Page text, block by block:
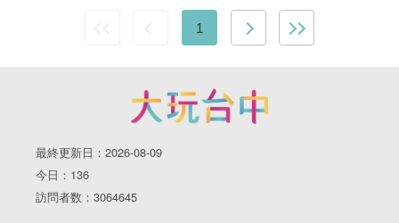
1
最終更新日：2026-08-09
今日：136
訪問者数：3064645